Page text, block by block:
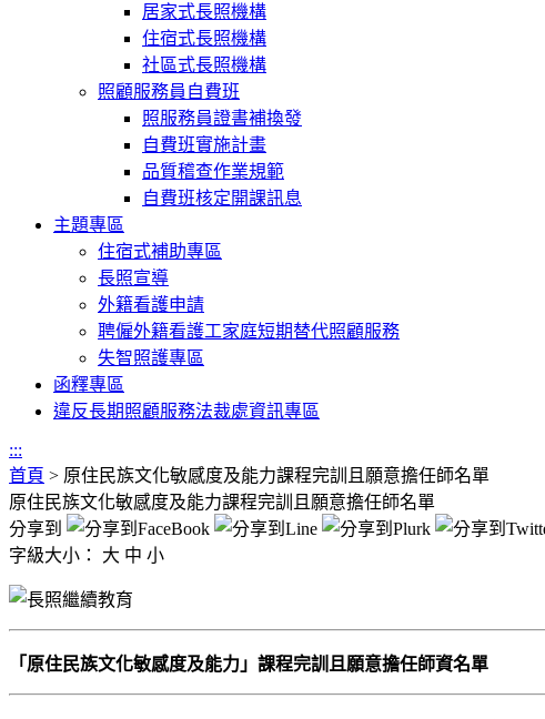
居家式長照機構
住宿式長照機構
社區式長照機構
照顧服務員自費班
照服務員證書補換發
自費班實施計畫
品質稽查作業規範
自費班核定開課訊息
主題專區
住宿式補助專區
長照宣導
外籍看護申請
聘僱外籍看護工家庭短期替代照顧服務
失智照護專區
函釋專區
違反長期照顧服務法裁處資訊專區
:::
首頁 > 原住民族文化敏感度及能力課程完訓且願意擔任師名單
原住民族文化敏感度及能力課程完訓且願意擔任師名單
分享到
字級大小： 大 中 小
「原住民族文化敏感度及能力」課程完訓且願意擔任師資名單